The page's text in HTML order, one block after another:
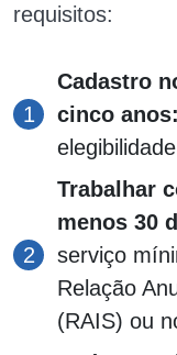
requisitos:
Cadastro
cinco anos:
Trabalhar
menos 30
serviço
Relação
(RAIS) ou